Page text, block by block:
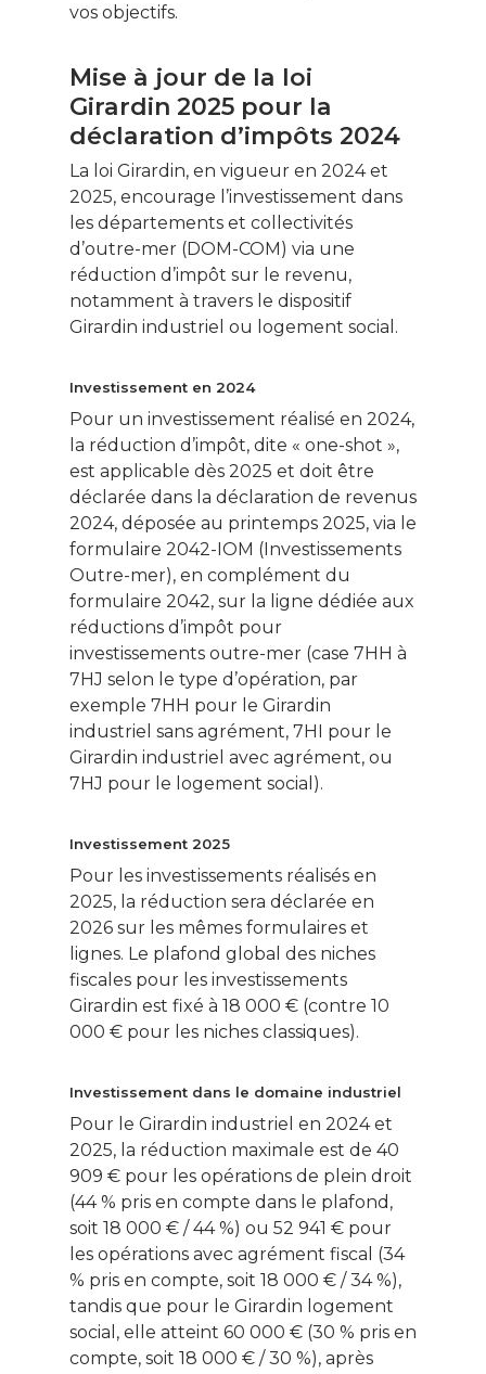
vos objectifs.
Mise à jour de la loi
Girardin 2025 pour la
déclaration d’impôts 2024
La loi Girardin, en vigueur en 2024 et
2025, encourage l’investissement dans
les départements et collectivités
d’outre-mer (DOM-COM) via une
réduction d’impôt sur le revenu,
notamment à travers le dispositif
Girardin industriel ou logement social.
Investissement en 2024
Pour un investissement réalisé en 2024,
la réduction d’impôt, dite « one-shot »,
est applicable dès 2025 et doit être
déclarée dans la déclaration de revenus
2024, déposée au printemps 2025, via le
formulaire 2042-IOM (Investissements
Outre-mer), en complément du
formulaire 2042, sur la ligne dédiée aux
réductions d’impôt pour
investissements outre-mer (case 7HH à
7HJ selon le type d’opération, par
exemple 7HH pour le Girardin
industriel sans agrément, 7HI pour le
Girardin industriel avec agrément, ou
7HJ pour le logement social).
Investissement 2025
Pour les investissements réalisés en
2025, la réduction sera déclarée en
2026 sur les mêmes formulaires et
lignes. Le plafond global des niches
fiscales pour les investissements
Girardin est fixé à 18 000 € (contre 10
000 € pour les niches classiques).
Investissement dans le domaine industriel
Pour le Girardin industriel en 2024 et
2025, la réduction maximale est de 40
909 € pour les opérations de plein droit
(44 % pris en compte dans le plafond,
soit 18 000 € / 44 %) ou 52 941 € pour
les opérations avec agrément fiscal (34
% pris en compte, soit 18 000 € / 34 %),
tandis que pour le Girardin logement
social, elle atteint 60 000 € (30 % pris en
compte, soit 18 000 € / 30 %), après
Ce contenu vous
intéresse ? Cliquez
pour vous inscrire à
newsletter !
Énergie
Patrimoine
Smart Home